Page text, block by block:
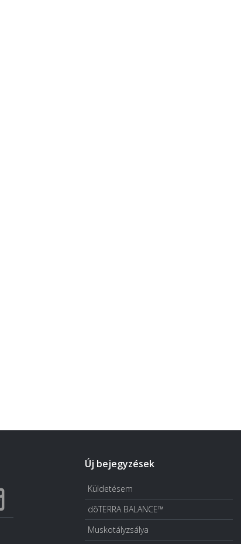
Új bejegyzések
Küldetésem
dōTERRA BALANCE™
Muskotályzsálya